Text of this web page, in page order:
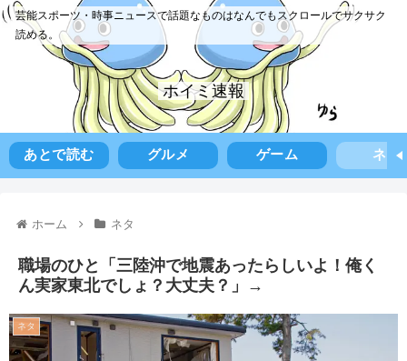
芸能スポーツ・時事ニュースで話題なものはなんでもスクロールでサクサク
読める。
ホイミ速報
あとで読む グルメ ゲーム ネタ
ホーム ネタ
職場のひと「三陸沖で地震あったらしいよ！俺く
ん実家東北でしょ？大丈夫？」→
ネタ